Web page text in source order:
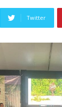
Twitter